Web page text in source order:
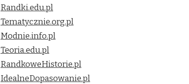
Randki.edu.pl
Tematycznie.org.pl
Modnie.info.pl
Teoria.edu.pl
RandkoweHistorie.pl
IdealneDopasowanie.pl